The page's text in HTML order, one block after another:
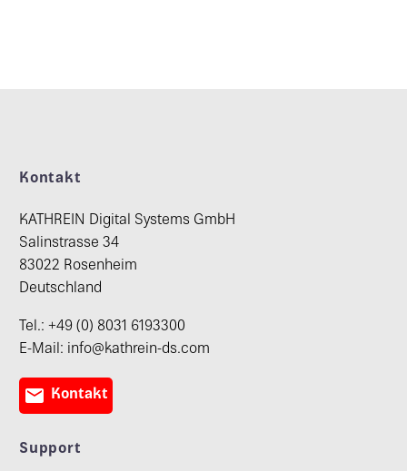
Kontakt
KATHREIN Digital Systems GmbH
Salinstrasse 34
83022 Rosenheim
Deutschland
Tel.: +49 (0) 8031 6193300
E-Mail: info@kathrein-ds.com
 Kontakt
Support